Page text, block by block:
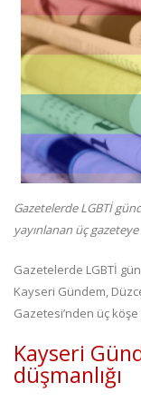
Gazetelerde LGBTİ
yayınlanan üç
Gazetelerde LGBTİ
Kayseri Gündem,
Gazetesi’nden üç
Kayseri
düşmanlığı